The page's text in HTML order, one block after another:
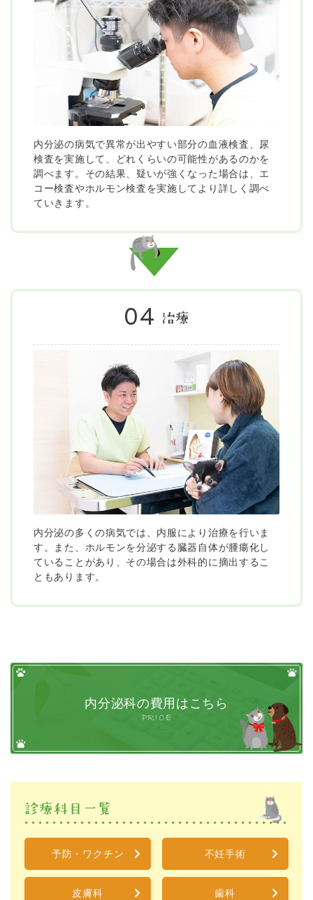
内分泌の病気で異常が出やすい部分の血液検査、尿
検査を実施して、どれくらいの可能性があるのかを
調べます。その結果、疑いが強くなった場合は、エ
コー検査やホルモン検査を実施してより詳しく調べ
ていきます。
04 治療
内分泌の多くの病気では、内服により治療を行いま
す。また、ホルモンを分泌する臓器自体が腫瘍化し
ていることがあり、その場合は外科的に摘出するこ
ともあります。
内分泌科の費用はこちら
PRICE
診療科目一覧
予防・ワクチン 不妊手術
皮膚科 歯科